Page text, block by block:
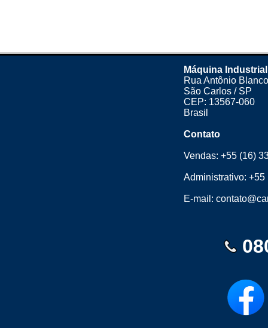
Máquina Industrial
Rua Antônio
São Carlos / SP
CEP: 13567-060
Brasil
Contato
Vendas:+55 (16)
Administrativo:+55
E-mail: